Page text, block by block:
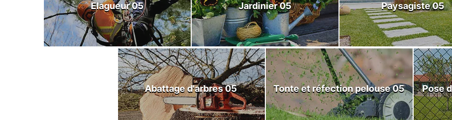
Elagueur 05 Jardinier 05 Paysagiste 05
Abattage d'arbres 05 Tonte et réfection pelouse 05 Pose